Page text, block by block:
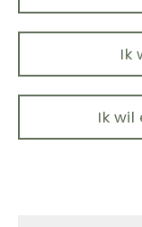
Ik
Ik